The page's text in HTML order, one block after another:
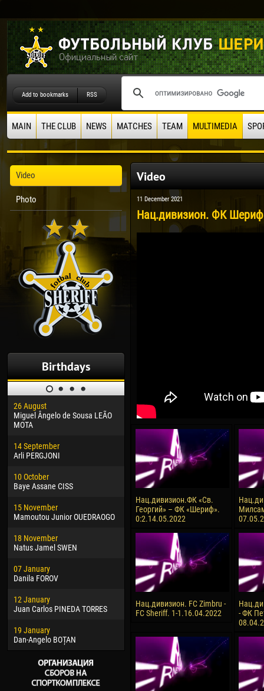
Add to bookmarks RSS
MAIN THE CLUB NEWS MATCHES TEAM MULTIMEDIA
Video
Photo
Birthdays
26 August
Miguel Ângelo de Sousa LEÃO
MOTA
14 September
Arli PERGJONI
10 October
Baye Assane CISS
15 November
Mamoutou Junior OUEDRAOGO
18 November
Natus Jamel SWEN
07 January
Danila FOROV
12 January
Juan Carlos PINEDA TORRES
19 January
Dan-Angelo BOȚAN
30 January
Dhoraso Moreo KLAS
24 February
Vladislav COSTIN
02 March
Veaceslav COZMA
09 March
Emmanuel AFETSE
Jayder Moreno ASPRILLA
22 March
Samba KONÉ
26 March
Vitor Hugo Morais de OLIVEIRA
04
13
24
15
28
10
15
Video
11 December 2021
Нац.дивизион. ФК
Нац.дивизион.ФК «Св.
Георгий» – ФК «Шериф».
0:2.14.05.2022
Нац.дивизион. FC Zimbru -
FC Sheriff. 1-1.16.04.2022
- ФК